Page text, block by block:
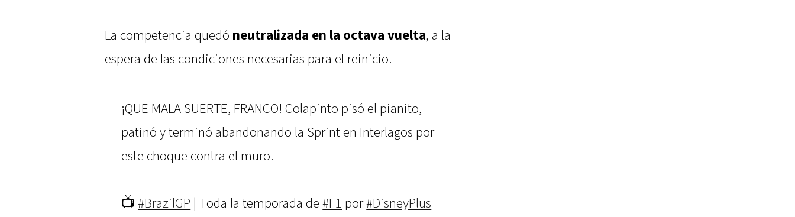
La competencia quedó neutralizada en la octava vuelta, a la
espera de las condiciones necesarias para el reinicio.
¡QUE MALA SUERTE, FRANCO! Colapinto pisó el pianito,
patinó y terminó abandonando la Sprint en Interlagos por
este choque contra el muro.
📺#BrazilGP | Toda la temporada de#F1 por#DisneyPlus